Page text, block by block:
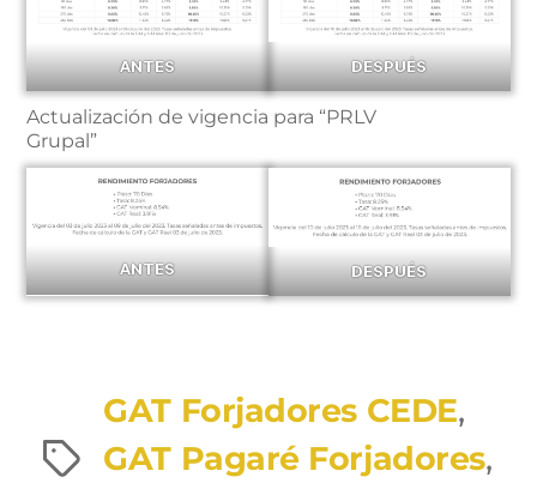
ANTES DESPUÉS
Actualización de vigencia para “PRLV
Grupal”
ANTES DESPUÉS
Etiquetas
GAT Forjadores CEDE,
GAT Pagaré Forjadores,